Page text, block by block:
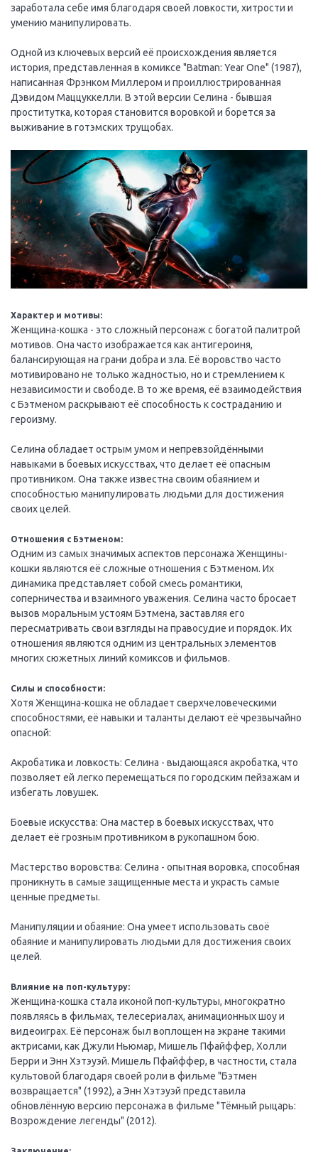
заработала себе имя благодаря своей ловкости, хитрости и
умению манипулировать.
Одной из ключевых версий её происхождения является
история, представленная в комиксе "Batman: Year One" (1987),
написанная Фрэнком Миллером и проиллюстрированная
Дэвидом Маццуккелли. В этой версии Селина - бывшая
проститутка, которая становится воровкой и борется за
выживание в готэмских трущобах.
Характер и мотивы:
Женщина-кошка - это сложный персонаж с богатой палитрой
мотивов. Она часто изображается как антигероиня,
балансирующая на грани добра и зла. Её воровство часто
мотивировано не только жадностью, но и стремлением к
независимости и свободе. В то же время, её взаимодействия
с Бэтменом раскрывают её способность к состраданию и
героизму.
Селина обладает острым умом и непревзойдёнными
навыками в боевых искусствах, что делает её опасным
противником. Она также известна своим обаянием и
способностью манипулировать людьми для достижения
своих целей.
Отношения с Бэтменом:
Одним из самых значимых аспектов персонажа Женщины-
кошки являются её сложные отношения с Бэтменом. Их
динамика представляет собой смесь романтики,
соперничества и взаимного уважения. Селина часто бросает
вызов моральным устоям Бэтмена, заставляя его
пересматривать свои взгляды на правосудие и порядок. Их
отношения являются одним из центральных элементов
многих сюжетных линий комиксов и фильмов.
Силы и способности:
Хотя Женщина-кошка не обладает сверхчеловеческими
способностями, её навыки и таланты делают её чрезвычайно
опасной:
Акробатика и ловкость: Селина - выдающаяся акробатка, что
позволяет ей легко перемещаться по городским пейзажам и
избегать ловушек.
Боевые искусства: Она мастер в боевых искусствах, что
делает её грозным противником в рукопашном бою.
Мастерство воровства: Селина - опытная воровка, способная
проникнуть в самые защищенные места и украсть самые
ценные предметы.
Манипуляции и обаяние: Она умеет использовать своё
обаяние и манипулировать людьми для достижения своих
целей.
Влияние на поп-культуру:
Женщина-кошка стала иконой поп-культуры, многократно
появляясь в фильмах, телесериалах, анимационных шоу и
видеоиграх. Её персонаж был воплощен на экране такими
актрисами, как Джули Ньюмар, Мишель Пфайффер, Холли
Берри и Энн Хэтэуэй. Мишель Пфайффер, в частности, стала
культовой благодаря своей роли в фильме "Бэтмен
возвращается" (1992), а Энн Хэтэуэй представила
обновлённую версию персонажа в фильме "Тёмный рыцарь:
Возрождение легенды" (2012).